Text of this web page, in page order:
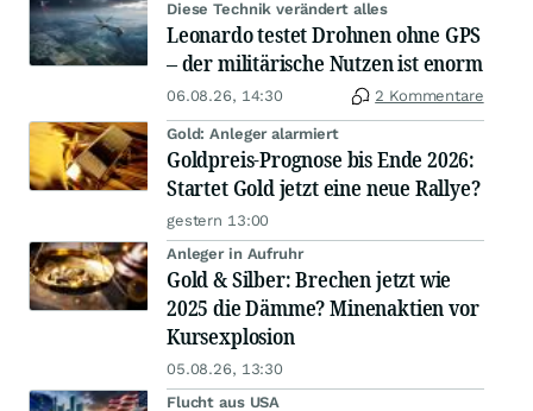
Diese Technik verändert alles
Leonardo testet Drohnen ohne GPS
– der militärische Nutzen ist enorm
06.08.26, 14:30 2 Kommentare
Gold: Anleger alarmiert
Goldpreis-Prognose bis Ende 2026:
Startet Gold jetzt eine neue Rallye?
gestern 13:00
Anleger in Aufruhr
Gold & Silber: Brechen jetzt wie
2025 die Dämme? Minenaktien vor
Kursexplosion
05.08.26, 13:30
Flucht aus USA